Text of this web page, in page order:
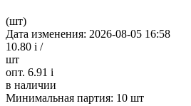
(шт)
Дата изменения: 2026-08-05 16:58
10.80 i /
шт
опт. 6.91 i
в наличии
Минимальная партия: 10 шт